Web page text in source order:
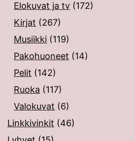
Elokuvat ja tv (172)
Kirjat (267)
Musiikki (119)
Pakohuoneet (14)
Pelit (142)
Ruoka (117)
Valokuvat (6)
Linkkivinkit (46)